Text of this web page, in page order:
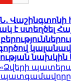
Վաշինգտոնի
է ստեղծել
նախկին
«Ձվերի